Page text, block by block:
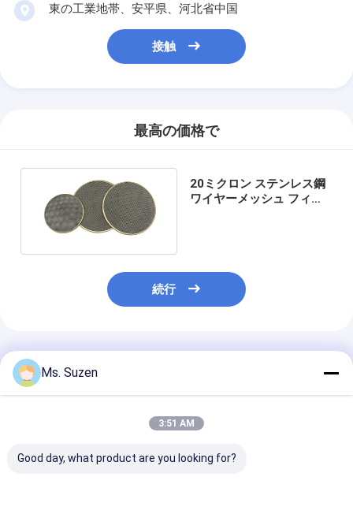
東の工業地帯、安平県、河北省中国
接触
最高の価格で
20ミクロン ステンレス鋼
ワイヤーメッシュ フィル
続行
推薦されたプロダクト
Ms. Suzen
3:51 AM
Good day, what product are you looking for?